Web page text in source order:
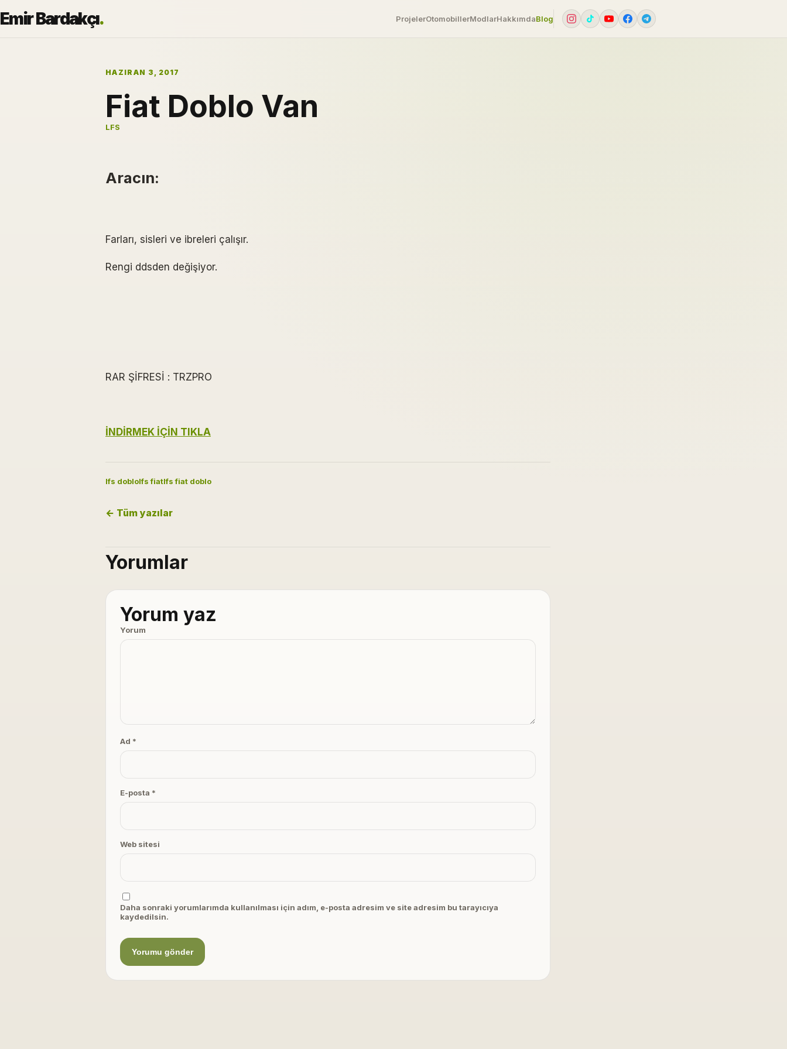
Emir Bardakçı. ProjelerOtomobillerModlarHakkımdaBlog
HAZIRAN 3, 2017
Fiat Doblo Van
LFS
Aracın:
Farları, sisleri ve ibreleri çalışır.
Rengi ddsden değişiyor.
RAR ŞİFRESİ : TRZPRO
İNDİRMEK İÇİN TIKLA
lfs doblolfs fiatlfs fiat doblo
← Tüm yazılar
Yorumlar
Yorum yaz
Yorum
Ad *
E-posta *
Web sitesi
Daha sonraki yorumlarımda kullanılması için adım, e-posta adresim ve site adresim bu tarayıcıya
kaydedilsin.